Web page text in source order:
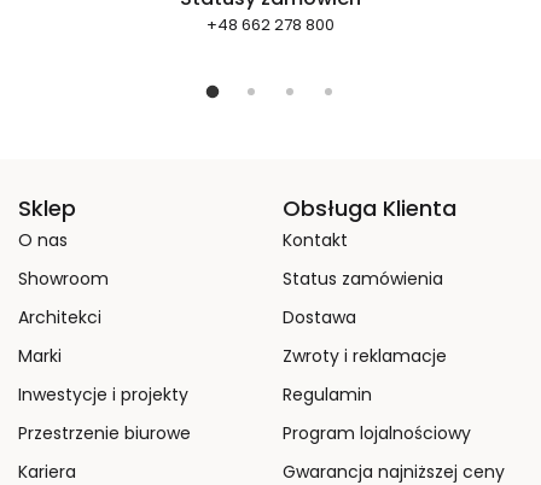
+48 662 278 800
Sklep
O nas
Showroom
Architekci
Marki
Inwestycje i projekty
Przestrzenie biurowe
Kariera
Obsługa Klienta
Kontakt
Status zamówienia
Dostawa
Zwroty i reklamacje
Regulamin
Program lojalnościowy
Gwarancja najniższej ceny